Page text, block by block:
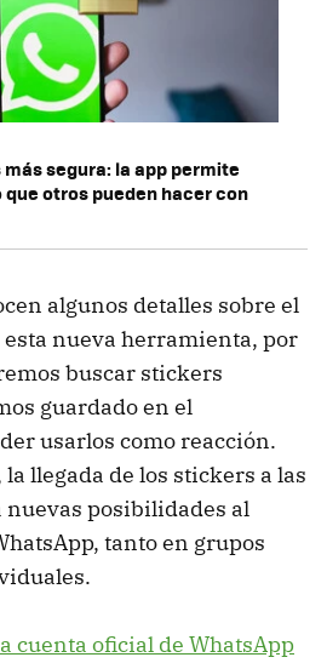
segura: la app permite
otros pueden hacer con
algunos detalles sobre el
nueva herramienta, por
buscar stickers
guardado en el
usarlos como reacción.
llegada de los stickers a las
posibilidades al
tanto en grupos
cuenta oficial de WhatsApp